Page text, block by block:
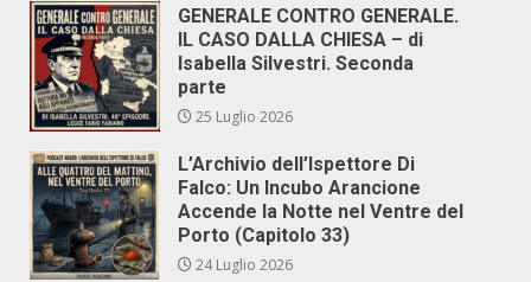
GENERALE CONTRO GENERALE.
IL CASO DALLA CHIESA – di
Isabella Silvestri. Seconda
parte
25 Luglio 2026
L’Archivio dell’Ispettore Di
Falco: Un Incubo Arancione
Accende la Notte nel Ventre del
Porto (Capitolo 33)
24 Luglio 2026